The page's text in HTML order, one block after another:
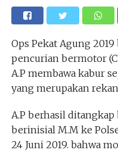
Ops Pekat Agung
pencurian bermotor
A.P membawa kabur
yang merupakan
A.P berhasil
berinisial M.M ke
24 Juni 2019. bahwa